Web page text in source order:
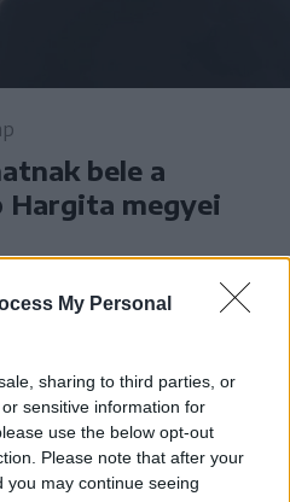
My Personal
sharing to third parties, or
sensitive information for
use the below opt-out
Please note that after your
may continue seeing
bele a
Hargita megyei